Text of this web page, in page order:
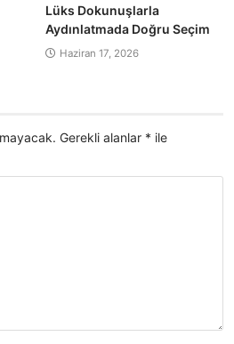
Lüks Dokunuşlarla
Aydınlatmada Doğru Seçim
Haziran 17, 2026
Gerekli alanlar * ile